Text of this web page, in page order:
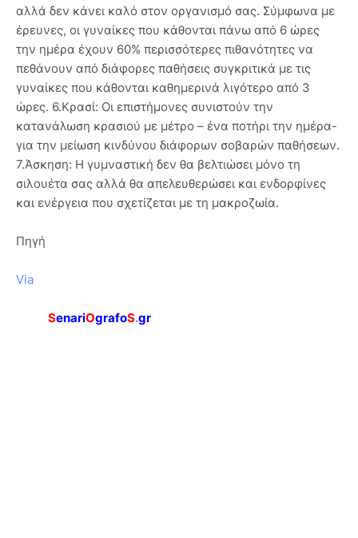
αλλά δεν κάνει καλό στον οργανισμό σας. Σύμφωνα με
έρευνες, οι γυναίκες που κάθονται πάνω από 6 ώρες
την ημέρα έχουν 60% περισσότερες πιθανότητες να
πεθάνουν από διάφορες παθήσεις συγκριτικά με τις
γυναίκες που κάθονται καθημερινά λιγότερο από 3
ώρες. 6.Κρασί: Οι επιστήμονες συνιστούν την
κατανάλωση κρασιού με μέτρο – ένα ποτήρι την ημέρα-
για την μείωση κινδύνου διάφορων σοβαρών παθήσεων.
7.Άσκηση: Η γυμναστική δεν θα βελτιώσει μόνο τη
σιλουέτα σας αλλά θα απελευθερώσει και ενδορφίνες
και ενέργεια που σχετίζεται με τη μακροζωία.
Πηγή
Via
SenariOgrafoS.gr